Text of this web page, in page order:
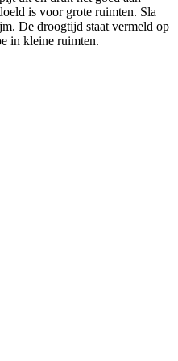
is voor grote ruimten. Sla
De droogtijd staat vermeld op
in kleine ruimten.